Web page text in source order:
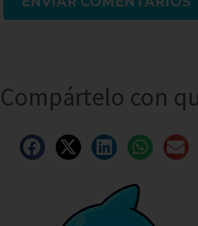
Compártelo con